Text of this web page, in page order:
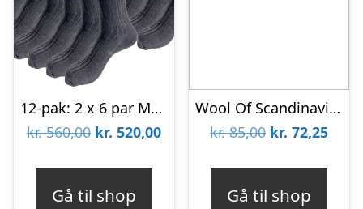
12-pak: 2 x 6 par Merino uldsokker uden elastik – Sort
kr.560,00 Den
kr. 520,00Den
Gå til shop
Wool Of Scandinavia Footies Marino Uld Koks Grå
kr.85,00 Den
kr. 72,25Den
Gå til shop